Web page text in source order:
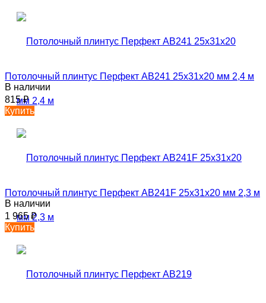
Потолочный плинтус Перфект AB241 25х31х20 мм 2,4 м
В наличии
815₽
Купить
Потолочный плинтус Перфект AB241F 25х31х20 мм 2,3 м
В наличии
1 965₽
Купить